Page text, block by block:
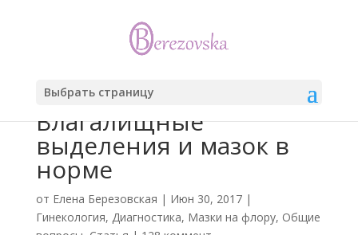
Выбрать страницу
Влагалищные
выделения и мазок в
норме
от Елена Березовская | Июн 30, 2017|
Гинекология, Диагностика, Мазки на флору, Общие